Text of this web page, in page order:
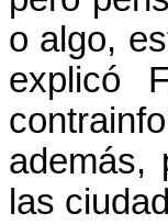
o algo,
explicó
además,
las